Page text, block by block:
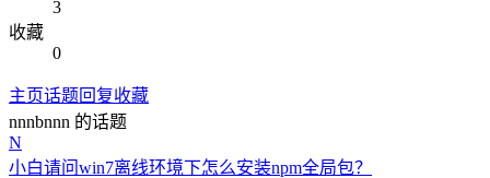
3
收藏
0
主页话题回复收藏
nnnbnnn 的话题
N
小白请问win7离线环境下怎么安装npm全局包？